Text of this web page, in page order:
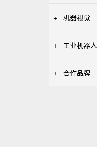
+ 机器视觉
+ 工业机器人
+ 合作品牌